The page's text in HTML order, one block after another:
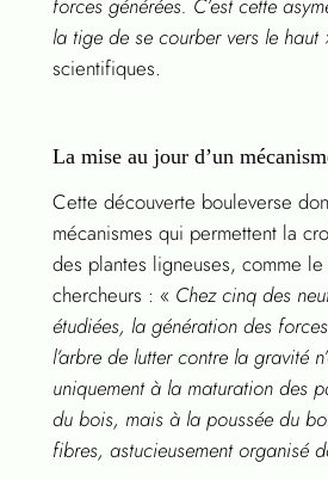
la tige de se courber vers le haut
scientifiques.
La mise au jour d’un
Cette découverte bouleverse
mécanismes qui permettent la
des plantes ligneuses, comme
chercheurs : « Chez cinq des
étudiées, la génération des
l’arbre de lutter contre la gravité
uniquement à la maturation des
du bois, mais à la poussée du
fibres, astucieusement organisé